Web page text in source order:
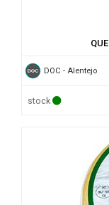
DOC - Alentejo
stock